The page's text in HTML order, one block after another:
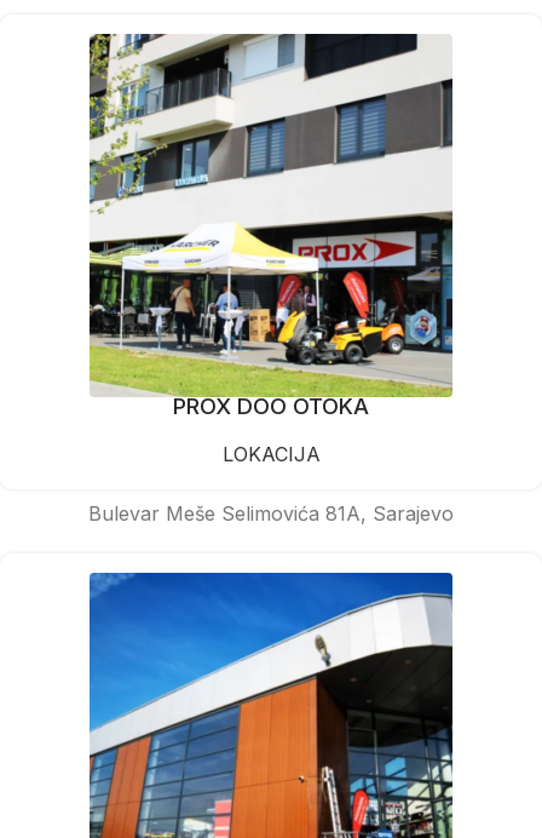
PROX DOO OTOKA
LOKACIJA
Bulevar Meše Selimovića 81A, Sarajevo